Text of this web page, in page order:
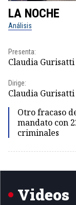
LA NOCHE
Análisis
Presenta:
Claudia Gurisatti
Dirige:
Claudia Gurisatti
Otro fracaso
mandato con
criminales
1
Videos